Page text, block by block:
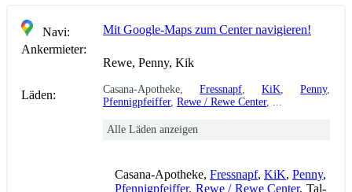
Navi:
Mit Google-Maps zum Center navigieren!
Ankermieter:
Rewe, Penny, Kik
Läden: Casana-Apotheke, Fressnapf KiK Penny,
Pfennigpfeiffer, Rewe / Rewe Center, ...
Alle Läden anzeigen
Casana-Apotheke, Fressnapf, KiK, Penny,
Pfennigpfeiffer, Rewe / Rewe Center, Tal-